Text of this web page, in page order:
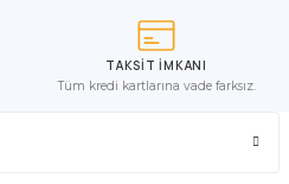
TAKSİT İMKANI
Tüm kredi kartlarına vade farksız.